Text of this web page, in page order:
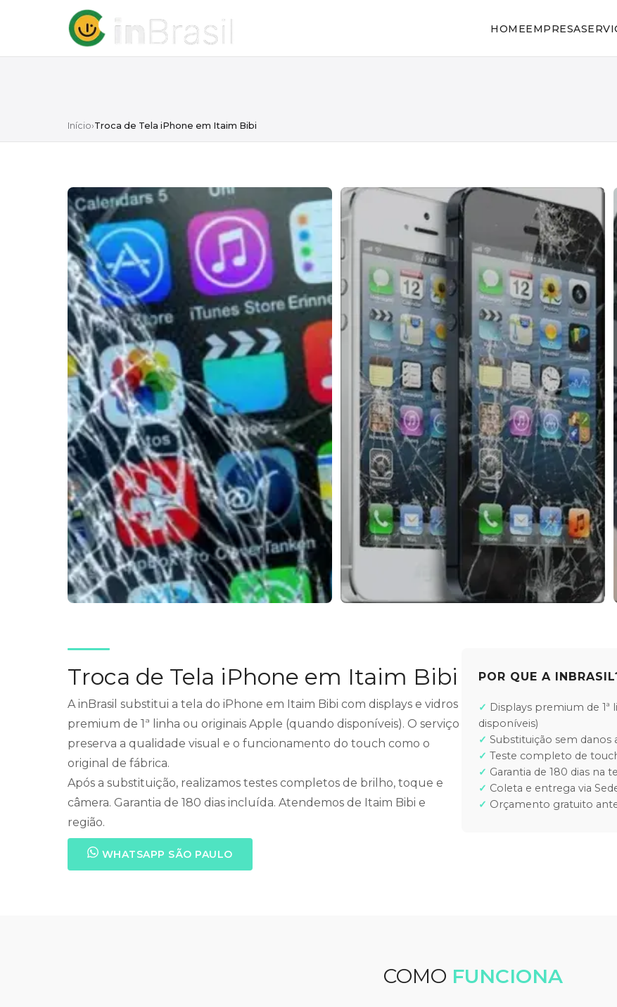
HOMEEMPRESA
Início›Troca de Tela iPhone em Itaim Bibi
Troca de Tela iPhone em Itaim Bibi
A inBrasil substitui a tela do iPhone em Itaim Bibi com displays e vidros
premium de 1ª linha ou originais Apple (quando disponíveis). O serviço
preserva a qualidade visual e o funcionamento do touch como o
original de fábrica.
Após a substituição, realizamos testes completos de brilho, toque e
câmera. Garantia de 180 dias incluída. Atendemos de Itaim Bibi e
região.
WHATSAPP SÃO PAULO
POR QUE A
Displays premium de
disponíveis)
Substituição sem
Teste completo de
Garantia de 180 dias na
Coleta e entrega via
Orçamento gratuito
COMO FUNCIONA